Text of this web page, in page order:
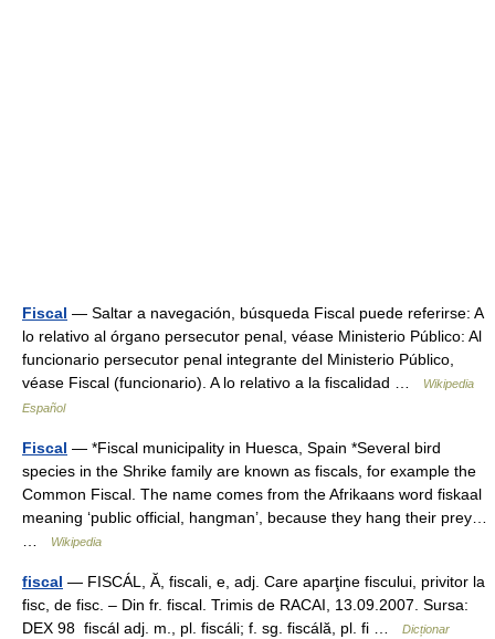
Fiscal — Saltar a navegación, búsqueda Fiscal puede referirse: A
lo relativo al órgano persecutor penal, véase Ministerio Público: Al
funcionario persecutor penal integrante del Ministerio Público,
véase Fiscal (funcionario). A lo relativo a la fiscalidad …
Wikipedia
Español
Fiscal — *Fiscal municipality in Huesca, Spain *Several bird
species in the Shrike family are known as fiscals, for example the
Common Fiscal. The name comes from the Afrikaans word fiskaal
meaning ‘public official, hangman’, because they hang their prey…
…
Wikipedia
fiscal — FISCÁL, Ă, fiscali, e, adj. Care aparţine fiscului, privitor la
fisc, de fisc. – Din fr. fiscal. Trimis de RACAI, 13.09.2007. Sursa:
DEX 98 fiscál adj. m., pl. fiscáli; f. sg. fiscálă, pl. fi …
Dicționar